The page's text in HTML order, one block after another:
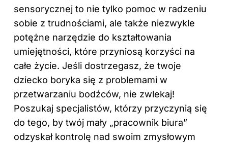
sensorycznej to nie tylko pomoc w radzeniu
sobie z trudnościami, ale także niezwykle
potężne narzędzie do kształtowania
umiejętności, które przyniosą korzyści na
całe życie. Jeśli dostrzegasz, że twoje
dziecko boryka się z problemami w
przetwarzaniu bodźców, nie zwlekaj!
Poszukaj specjalistów, którzy przyczynią się
do tego, by twój mały „pracownik biura”
odzyskał kontrolę nad swoim zmysłowym